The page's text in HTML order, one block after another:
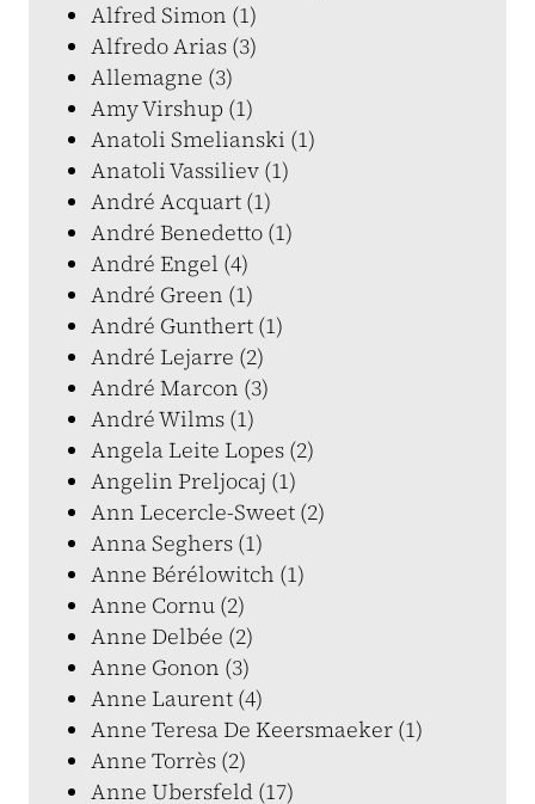
Alfred Simon (1)
Alfredo Arias (3)
Allemagne (3)
Amy Virshup (1)
Anatoli Smelianski (1)
Anatoli Vassiliev (1)
André Acquart (1)
André Benedetto (1)
André Engel (4)
André Green (1)
André Gunthert (1)
André Lejarre (2)
André Marcon (3)
André Wilms (1)
Angela Leite Lopes (2)
Angelin Preljocaj (1)
Ann Lecercle-Sweet (2)
Anna Seghers (1)
Anne Bérélowitch (1)
Anne Cornu (2)
Anne Delbée (2)
Anne Gonon (3)
Anne Laurent (4)
Anne Teresa De Keersmaeker (1)
Anne Torrès (2)
Anne Ubersfeld (17)